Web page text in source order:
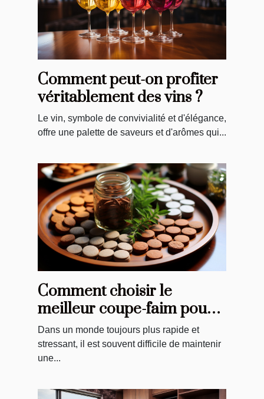
Comment peut-on profiter
véritablement des vins ?
Le vin, symbole de convivialité et d'élégance,
offre une palette de saveurs et d'arômes qui...
Comment choisir le
meilleur coupe-faim pour
vos besoins spécifiques
Dans un monde toujours plus rapide et
stressant, il est souvent difficile de maintenir
une...